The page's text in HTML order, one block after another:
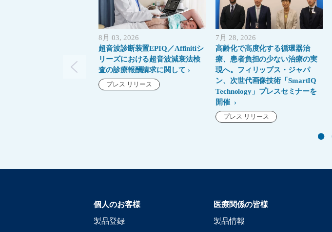
8月 03, 2026
超音波診断装置EPIQ／Affinitiシ
リーズにおける超音波減衰法検
査の診療報酬請求に関して
プレス リリース
7月 28, 2026
高齢化で高度化する循環器治
療、患者負担の少ない治療の実
現へ。フィリップス・ジャパ
ン、次世代画像技術「SmartIQ
Technology」プレスセミナーを
開催
プレス リリース
個人のお客様
製品登録
医療関係の皆様
製品情報